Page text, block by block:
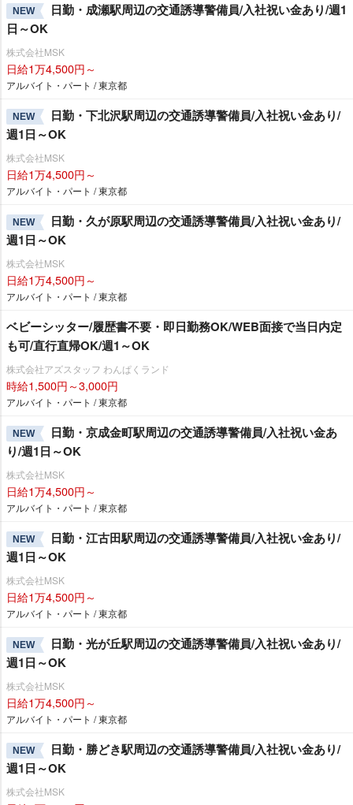
NEW
日勤・成瀬駅周辺の交通誘導警備員/入社祝い金あり/週1
日～OK
株式会社MSK
日給1万4,500円～
アルバイト・パート / 東京都
NEW
日勤・下北沢駅周辺の交通誘導警備員/入社祝い金あり/
週1日～OK
株式会社MSK
日給1万4,500円～
アルバイト・パート / 東京都
NEW
日勤・久が原駅周辺の交通誘導警備員/入社祝い金あり/
週1日～OK
株式会社MSK
日給1万4,500円～
アルバイト・パート / 東京都
ベビーシッター/履歴書不要・即日勤務OK/WEB面接で当日内定
も可/直行直帰OK/週1～OK
株式会社アズスタッフ わんぱくランド
時給1,500円～3,000円
アルバイト・パート / 東京都
NEW
日勤・京成金町駅周辺の交通誘導警備員/入社祝い金あ
り/週1日～OK
株式会社MSK
日給1万4,500円～
アルバイト・パート / 東京都
NEW
日勤・江古田駅周辺の交通誘導警備員/入社祝い金あり/
週1日～OK
株式会社MSK
日給1万4,500円～
アルバイト・パート / 東京都
NEW
日勤・光が丘駅周辺の交通誘導警備員/入社祝い金あり/
週1日～OK
株式会社MSK
日給1万4,500円～
アルバイト・パート / 東京都
NEW
日勤・勝どき駅周辺の交通誘導警備員/入社祝い金あり/
週1日～OK
株式会社MSK